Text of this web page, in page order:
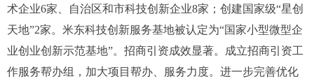
术企业6家、自治区和市科技创新企业8家；创建国家级“星创
天地”2家。米东科技创新服务基地被认定为“国家小型微型企
业创业创新示范基地”。招商引资成效显著。成立招商引资工
作服务帮办组，加大项目帮办、服务力度。进一步完善优化